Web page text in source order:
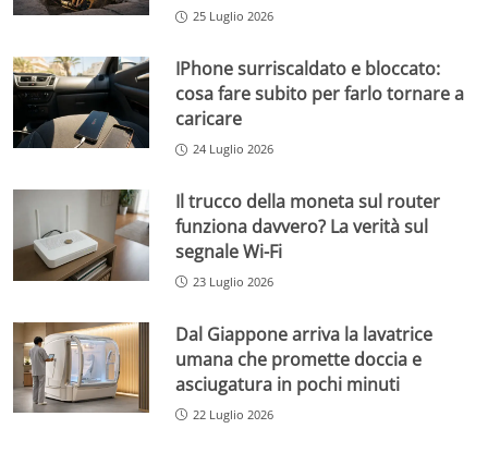
25 Luglio 2026
IPhone surriscaldato e bloccato:
cosa fare subito per farlo tornare a
caricare
24 Luglio 2026
Il trucco della moneta sul router
funziona davvero? La verità sul
segnale Wi-Fi
23 Luglio 2026
Dal Giappone arriva la lavatrice
umana che promette doccia e
asciugatura in pochi minuti
22 Luglio 2026